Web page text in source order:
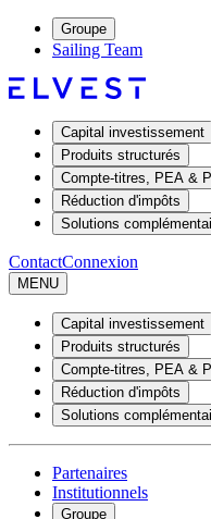
Groupe
Sailing Team
Capital investissement
Produits structurés
Compte-titres, PEA &
Réduction d'impôts
Solutions
ContactConnexion
MENU
Capital investissement
Produits structurés
Compte-titres, PEA &
Réduction d'impôts
Solutions
Partenaires
Institutionnels
Groupe